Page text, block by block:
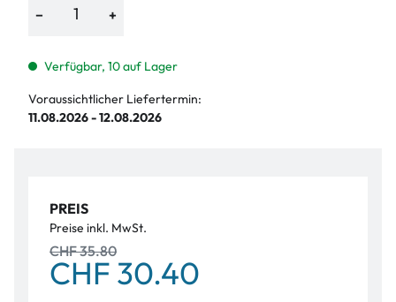
− +
Verfügbar, 10 auf Lager
Voraussichtlicher Liefertermin:
11.08.2026 - 12.08.2026
PREIS
Preise inkl. MwSt.
CHF 35.80
CHF 30.40